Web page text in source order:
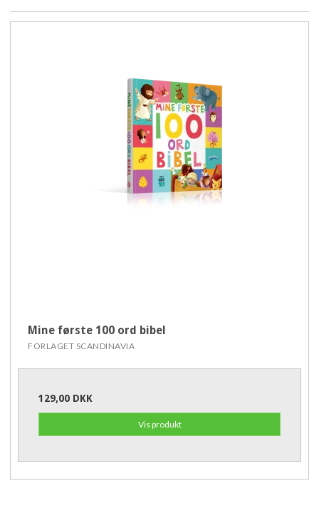
Mine første 100 ord bibel
FORLAGET SCANDINAVIA
129,00 DKK
Vis produkt